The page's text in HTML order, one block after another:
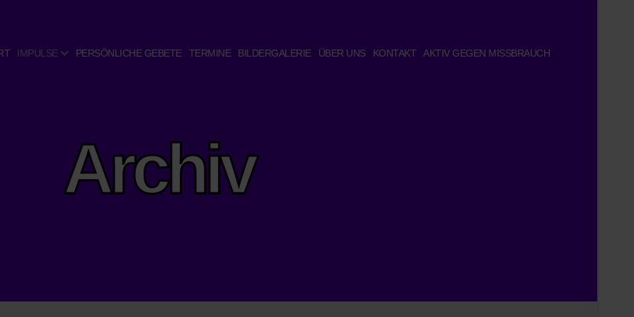
IMPULSE PERSÖNLICHE GEBETE TERMINE BILDERGALERIE ÜBER UNS KONTAKT AKTIV GEGEN MISSBRAUCH
Archiv